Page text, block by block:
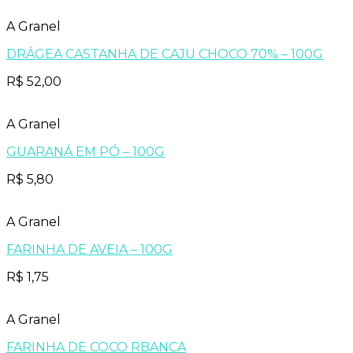
A Granel
DRÁGEA CASTANHA DE CAJU CHOCO 70% – 100G
R$ 52,00
A Granel
GUARANÁ EM PÓ – 100G
R$ 5,80
A Granel
FARINHA DE AVEIA – 100G
R$ 1,75
A Granel
FARINHA DE COCO RBANCA